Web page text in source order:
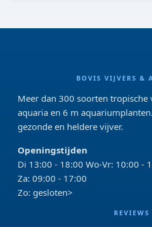
BOVIS VIJVERS &
Meer dan 300 soorten tropische
aquaria en 6 m
gezonde en heldere vijver.
Openingstijden
Di 13:00 - 18:00 Wo-Vr: 10:00 -
Za: 09:00 - 17:00
Zo: gesloten>
REVIEWS